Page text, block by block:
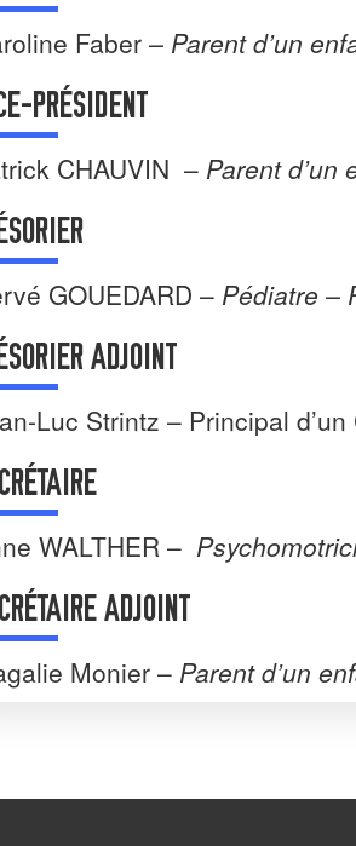
Faber – Parent d’un
PRÉSIDENT
CHAUVIN – Parent d’un
GOUEDARD – Pédiatre –
ADJOINT
Luc Strintz – Principal
WALTHER –
ADJOINT
Monier – Parent d’un